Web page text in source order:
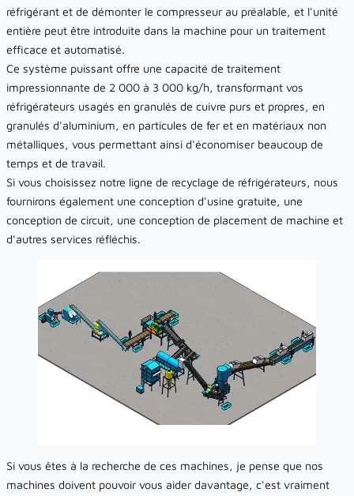
réfrigérant et de démonter le compresseur au préalable, et l'unité
entière peut être introduite dans la machine pour un traitement
efficace et automatisé.
Ce système puissant offre une capacité de traitement
impressionnante de 2 000 à 3 000 kg/h, transformant vos
réfrigérateurs usagés en granulés de cuivre purs et propres, en
granulés d'aluminium, en particules de fer et en matériaux non
métalliques, vous permettant ainsi d'économiser beaucoup de
temps et de travail.
Si vous choisissez notre ligne de recyclage de réfrigérateurs, nous
fournirons également une conception d'usine gratuite, une
conception de circuit, une conception de placement de machine et
d'autres services réfléchis.
Si vous êtes à la recherche de ces machines, je pense que nos
machines doivent pouvoir vous aider davantage, c'est vraiment